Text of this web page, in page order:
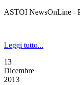
ASTOI NewsOnLine -
Leggi tutto...
13
Dicembre
2013